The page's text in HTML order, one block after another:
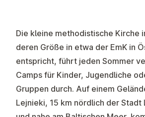
Die kleine methodistische Kirche
deren Größe in etwa der EmK in
entspricht, führt jeden Sommer
Camps für Kinder, Jugendliche
Gruppen durch. Auf einem
Lejnieki, 15 km nördlich der Stadt